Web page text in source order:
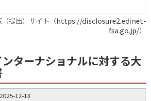
提出）サイト（https://disclosure2.edinet-
fsa.go.jp/）
ターナショナルに対する大
2025-12-18